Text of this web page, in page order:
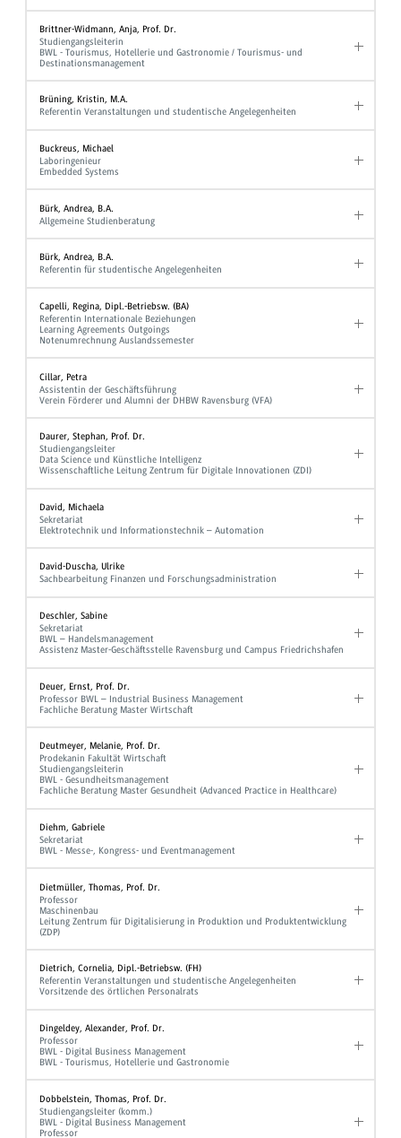
Brittner-Widmann, Anja, Prof. Dr.
Studiengangsleiterin
BWL - Tourismus, Hotellerie und Gastronomie / Tourismus- und
Destinationsmanagement
Brüning, Kristin, M.A.
Referentin Veranstaltungen und studentische Angelegenheiten
Buckreus, Michael
Laboringenieur
Embedded Systems
Bürk, Andrea, B.A.
Allgemeine Studienberatung
Bürk, Andrea, B.A.
Referentin für studentische Angelegenheiten
Capelli, Regina, Dipl.-Betriebsw. (BA)
Referentin Internationale Beziehungen
Learning Agreements Outgoings
Notenumrechnung Auslandssemester
Cillar, Petra
Assistentin der Geschäftsführung
Verein Förderer und Alumni der DHBW Ravensburg (VFA)
Daurer, Stephan, Prof. Dr.
Studiengangsleiter
Data Science und Künstliche Intelligenz
Wissenschaftliche Leitung Zentrum für Digitale Innovationen (ZDI)
David, Michaela
Sekretariat
Elektrotechnik und Informationstechnik – Automation
David-Duscha, Ulrike
Sachbearbeitung Finanzen und Forschungsadministration
Deschler, Sabine
Sekretariat
BWL – Handelsmanagement
Assistenz Master-Geschäftsstelle Ravensburg und Campus Friedrichshafen
Deuer, Ernst, Prof. Dr.
Professor BWL – Industrial Business Management
Fachliche Beratung Master Wirtschaft
Deutmeyer, Melanie, Prof. Dr.
Prodekanin Fakultät Wirtschaft
Studiengangsleiterin
BWL - Gesundheitsmanagement
Fachliche Beratung Master Gesundheit (Advanced Practice in Healthcare)
Diehm, Gabriele
Sekretariat
BWL - Messe-, Kongress- und Eventmanagement
Dietmüller, Thomas, Prof. Dr.
Professor
Maschinenbau
Leitung Zentrum für Digitalisierung in Produktion und Produktentwicklung
(ZDP)
Dietrich, Cornelia, Dipl.-Betriebsw. (FH)
Referentin Veranstaltungen und studentische Angelegenheiten
Vorsitzende des örtlichen Personalrats
Dingeldey, Alexander, Prof. Dr.
Professor
BWL - Digital Business Management
BWL - Tourismus, Hotellerie und Gastronomie
Dobbelstein, Thomas, Prof. Dr.
Studiengangsleiter (komm.)
BWL - Digital Business Management
Professor